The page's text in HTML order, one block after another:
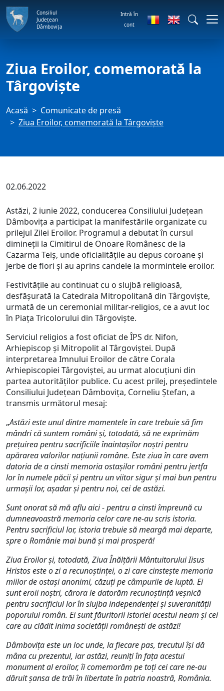
Consiliul
Județean
Dâmbovița
Intră în
cont
Ziua Eroilor, comemorată la
Târgoviște
Acasă
Comunicate de presă
Ziua Eroilor, comemorată la Târgoviște
02.06.2022
Astăzi, 2 iunie 2022, conducerea Consiliului Județean
Dâmbovița a participat la manifestările organizate cu
prilejul Zilei Eroilor. Programul a debutat în cursul
dimineții la Cimitirul de Onoare Românesc de la
Cazarma Teiș, unde oficialitățile au depus coroane și
jerbe de flori și au aprins candele la mormintele eroilor.
Festivitățile au continuat cu o slujbă religioasă,
desfășurată la Catedrala Mitropolitană din Târgoviște,
urmată de un ceremonial militar-religios, ce a avut loc
în Piața Tricolorului din Târgoviște.
Serviciul religios a fost oficiat de ÎPS dr. Nifon,
Arhiepiscop și Mitropolit al Târgoviștei. După
interpretarea Imnului Eroilor de către Corala
Arhiepiscopiei Târgoviștei, au urmat alocuțiuni din
partea autorităților publice. Cu acest prilej, președintele
Consiliului Județean Dâmbovița, Corneliu Ștefan, a
transmis următorul mesaj:
„Astăzi este unul dintre momentele în care trebuie să fim
mândri că suntem români și, totodată, să ne exprimăm
prețuirea pentru sacrificiile înaintașilor noștri pentru
apărarea valorilor națiunii române. Este ziua în care avem
datoria de a cinsti memoria ostașilor români pentru jertfa
lor în numele păcii și pentru un viitor sigur și mai bun pentru
urmașii lor, așadar și pentru noi, cei de astăzi.
Sunt onorat să mă aflu aici - pentru a cinsti împreună cu
dumneavoastră memoria celor care ne-au scris istoria.
Pentru sacrificiul lor, istoria trebuie să meargă mai departe,
spre o Românie mai bună și mai prosperă!
Ziua Eroilor și, totodată, Ziua Înălţării Mântuitorului Iisus
Hristos este o zi a recunoștinței, o zi care cinstește memoria
miilor de ostași anonimi, căzuți pe câmpurile de luptă. Ei
sunt eroii noştri, cărora le datorăm recunoştinţă veşnică
pentru sacrificiul lor în slujba independenţei şi suveranității
poporului român. Ei sunt făuritorii istoriei acestui neam şi cei
care au clădit inima societăţii româneşti de astăzi!
Dâmbovița este un loc unde, la fiecare pas, trecutul își dă
mâna cu prezentul, iar astăzi, reuniţi în faţa acestui
monument al eroilor, îi comemorăm pe toţi cei care ne-au
dăruit șansa de trăi în libertate în patria noastră, România.